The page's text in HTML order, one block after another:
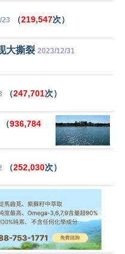
23 （219,547次）
大撕裂 2023/12/31
（247,701次）
（936,784
（252,030次）